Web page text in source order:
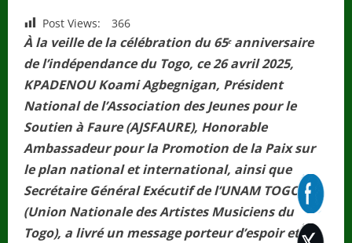
Post Views: 366
À la veille de la célébration du 65ᵉ anniversaire
de l’indépendance du Togo, ce 26 avril 2025,
KPADENOU Koami Agbegnigan, Président
National de l’Association des Jeunes pour le
Soutien à Faure (AJSFAURE), Honorable
Ambassadeur pour la Promotion de la Paix sur
le plan national et international, ainsi que
Secrétaire Général Exécutif de l’UNAM TOGO
(Union Nationale des Artistes Musiciens du
Togo), a livré un message porteur d’espoir et